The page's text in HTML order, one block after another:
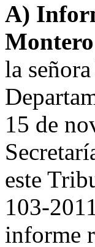
A)
la
15 de
este
103-
informe